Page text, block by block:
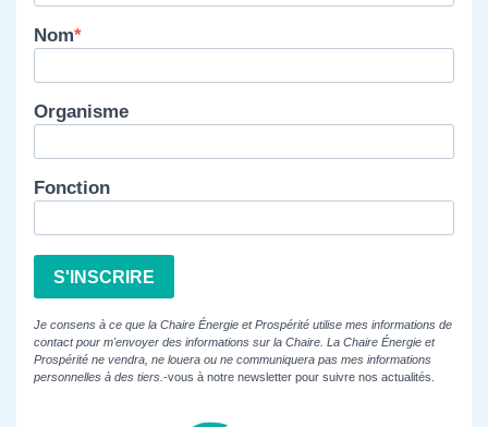
Nom
Organisme
Fonction
S'INSCRIRE
Je consens à ce que la Chaire Énergie et Prospérité utilise mes informations de
contact pour m'envoyer des informations sur la Chaire. La Chaire Énergie et
Prospérité ne vendra, ne louera ou ne communiquera pas mes informations
personnelles à des tiers. -vous à notre newsletter pour suivre nos actualités.